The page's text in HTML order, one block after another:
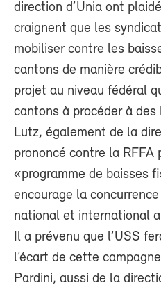
direction d’Unia ont
craignent que les
mobiliser contre les
cantons de manière
projet au niveau fédéral
cantons à procéder à
Lutz, également de la
prononcé contre la RFFA
«programme de baisses
encourage la
national et international
Il a prévenu que l’USS
l’écart de cette
Pardini, aussi de la